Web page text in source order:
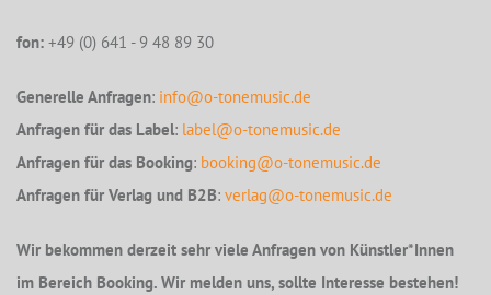
fon: +49 (0) 641 - 9 48 89 30
Generelle Anfragen: info@o-tonemusic.de
Anfragen für das Label: label@o-tonemusic.de
Anfragen für das Booking: booking@o-tonemusic.de
Anfragen für Verlag und B2B: verlag@o-tonemusic.de
Wir bekommen derzeit sehr viele Anfragen von Künstler*Innen
im Bereich Booking. Wir melden uns, sollte Interesse bestehen!